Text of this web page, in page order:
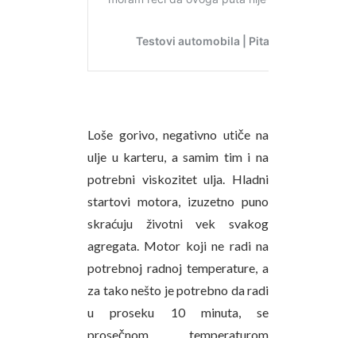
Loše gorivo, negativno utiče na
ulje u karteru, a samim tim i na
potrebni viskozitet ulja. Hladni
startovi motora, izuzetno puno
skraćuju životni vek svakog
agregata. Motor koji ne radi na
potrebnoj radnoj temperature, a
za tako nešto je potrebno da radi
u proseku 10 minuta, se
prosečnom temperaturom